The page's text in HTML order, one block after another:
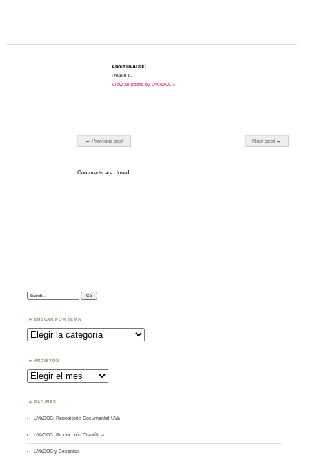
About UVADOC
UVADOC
View all posts by UVADOC »
Post navigation
← Previous post Next post →
Comments are closed.
Search:
BUSCAR POR TEMA
Buscar
por
Tema
ARCHIVOS
Archivos
PÁGINAS
UVaDOC: Repositorio Documental UVa
UVaDOC: Producción Científica
UVaDOC y Sexenios